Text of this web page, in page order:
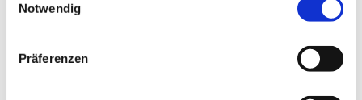
Notwendig
Präferenzen